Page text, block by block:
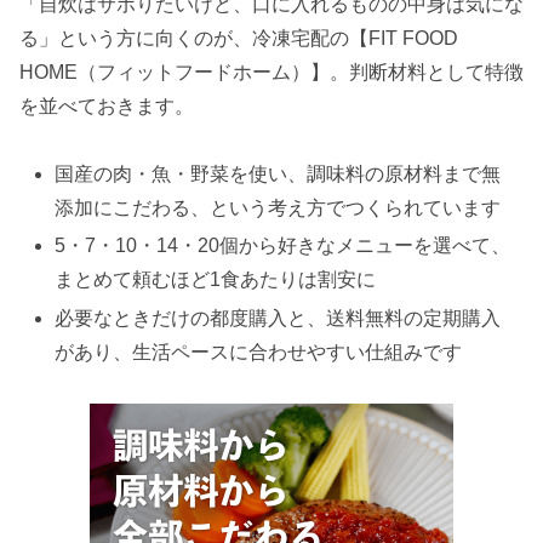
る」という方に向くのが、冷凍宅配の【FIT FOOD
HOME（フィットフードホーム）】。判断材料として特徴
を並べておきます。
国産の肉・魚・野菜を使い、調味料の原材料まで無
添加にこだわる、という考え方でつくられています
5・7・10・14・20個から好きなメニューを選べて、
まとめて頼むほど1食あたりは割安に
必要なときだけの都度購入と、送料無料の定期購入
があり、生活ペースに合わせやすい仕組みです